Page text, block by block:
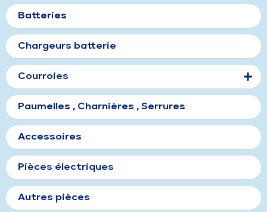
Batteries
Chargeurs batterie
Courroies
Paumelles , Charnières , Serrures
Accessoires
Pièces électriques
Autres pièces